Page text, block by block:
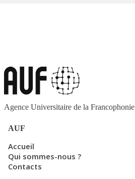
Agence Universitaire de la Francophonie
AUF
Accueil
Qui sommes-nous ?
Contacts